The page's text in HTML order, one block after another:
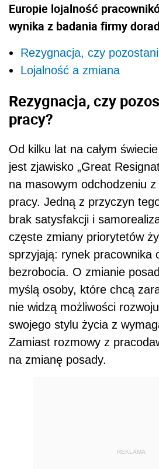
Europie lojalność
wynika z badania firmy
Rezygnacja, czy
Lojalność a zmiana
Rezygnacja, czy
pracy?
Od kilku lat na całym
jest zjawisko „Great
na masowym odchodzeniu
pracy. Jedną z przyczyn
brak satysfakcji i
częste zmiany priorytetów
sprzyjają: rynek pracownika
bezrobocia. O zmianie
myślą osoby, które chcą
nie widzą możliwości
swojego stylu życia z
Zamiast rozmowy z
na zmianę posady.
REKLAMA